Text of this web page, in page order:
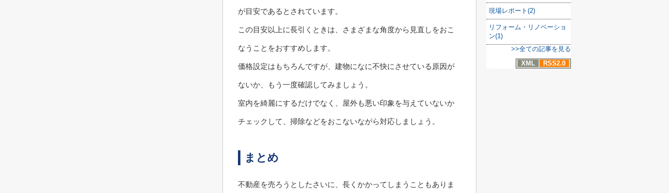
が目安であるとされています。
この目安以上に長引くときは、さまざまな角度から見直しをおこ
なうことをおすすめします。
価格設定はもちろんですが、建物になに不快にさせている原因が
ないか、もう一度確認してみましょう。
室内を綺麗にするだけでなく、屋外も悪い印象を与えていないか
チェックして、掃除などをおこないながら対応しましょう。
まとめ
不動産を売ろうとしたさいに、長くかかってしまうこともありま
現場レポート(2)
リフォーム・リノベーショ
ン(1)
>>全ての記事を見る
XML
RSS2.0